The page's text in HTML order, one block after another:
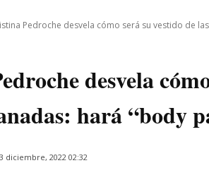
Pedroche desvela cómo será su vestido de
desvela
hará “body
diciembre, 2022 02:32